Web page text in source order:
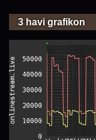
3 havi grafikon